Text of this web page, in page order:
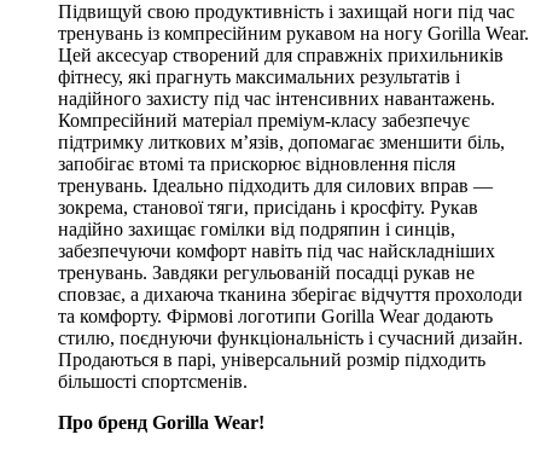
Підвищуй свою продуктивність і захищай ноги під час
тренувань із компресійним рукавом на ногу Gorilla Wear.
Цей аксесуар створений для справжніх прихильників
фітнесу, які прагнуть максимальних результатів і
надійного захисту під час інтенсивних навантажень.
Компресійний матеріал преміум-класу забезпечує
підтримку литкових м’язів, допомагає зменшити біль,
запобігає втомі та прискорює відновлення після
тренувань. Ідеально підходить для силових вправ —
зокрема, станової тяги, присідань і кросфіту. Рукав
надійно захищає гомілки від подряпин і синців,
забезпечуючи комфорт навіть під час найскладніших
тренувань. Завдяки регульованій посадці рукав не
сповзає, а дихаюча тканина зберігає відчуття прохолоди
та комфорту. Фірмові логотипи Gorilla Wear додають
стилю, поєднуючи функціональність і сучасний дизайн.
Продаються в парі, універсальний розмір підходить
більшості спортсменів.
Про бренд Gorilla Wear!